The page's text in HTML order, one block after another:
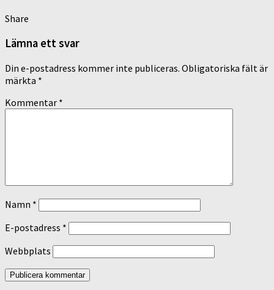
Share
Lämna ett svar
Din e-postadress kommer inte publiceras. Obligatoriska fält är
märkta *
Kommentar *
Namn *
E-postadress *
Webbplats